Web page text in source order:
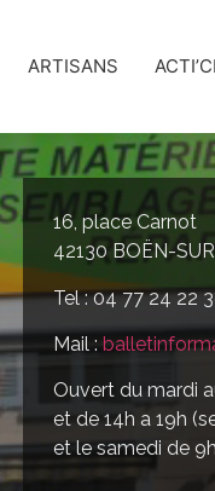
ARTISANS
16, place Carnot
42130 BOËN-
Tel : 04 77 24 22
Mail :
Ouvert du mardi
et de 14h a 19h
et le samedi de